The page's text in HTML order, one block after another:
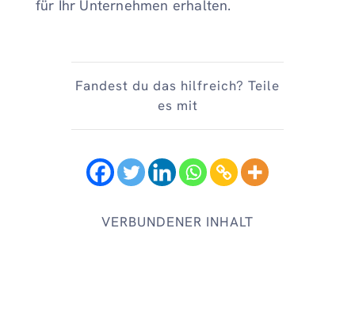
für Ihr Unternehmen erhalten.
Fandest du das hilfreich? Teile
es mit
VERBUNDENER INHALT